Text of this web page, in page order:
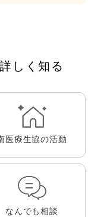
しく知る
医療生協の活動
なんでも相談